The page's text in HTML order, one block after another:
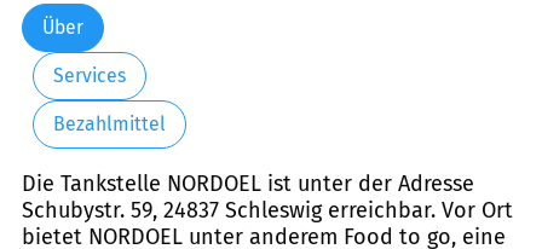
Über
Services
Bezahlmittel
Die Tankstelle NORDOEL ist unter der Adresse
Schubystr. 59, 24837 Schleswig erreichbar. Vor Ort
bietet NORDOEL unter anderem Food to go, eine